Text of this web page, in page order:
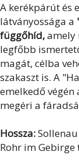
A kerékpárút és
látványossága a
függőhíd,amely
legfőbb
magát, célba
szakaszt is. A
emelkedő
megéri a
Hossza:
Rohr im